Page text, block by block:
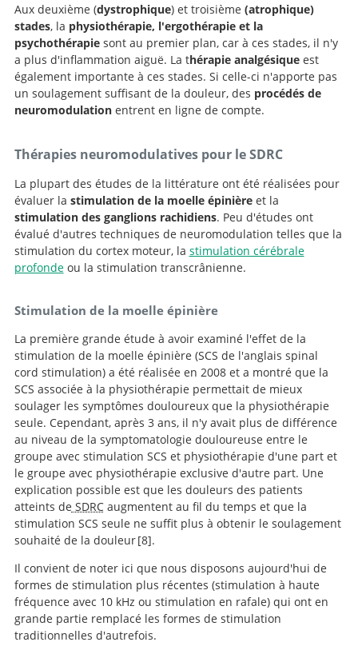
Aux deuxième (dystrophique) et troisième (atrophique)
stades, la physiothérapie, l'ergothérapie et la
psychothérapiesont au premier plan, car à ces stades, il n'y
a plus d'inflammation aiguë. La thérapie analgésiqueest
également importante à ces stades. Si celle-ci n'apporte pas
un soulagement suffisant de la douleur, des procédés de
neuromodulationentrent en ligne de compte.
Thérapies neuromodulatives pour le SDRC
La plupart des études de la littérature ont été réalisées pour
évaluer la stimulation de la moelle épinièreet la
stimulation des ganglions rachidiens. Peu d'études ont
évalué d'autres techniques de neuromodulation telles que la
stimulation du cortex moteur, la stimulation cérébrale
profondeou la stimulation transcrânienne.
Stimulation de la moelle épinière
La première grande étude à avoir examiné l'effet de la
stimulation de la moelle épinière (SCS de l'anglais spinal
cord stimulation) a été réalisée en 2008 et a montré que la
SCS associée à la physiothérapie permettait de mieux
soulager les symptômes douloureux que la physiothérapie
seule. Cependant, après 3 ans, il n'y avait plus de différence
au niveau de la symptomatologie douloureuse entre le
groupe avec stimulation SCS et physiothérapie d'une part et
le groupe avec physiothérapie exclusive d'autre part. Une
explication possible est que les douleurs des patients
atteints de SDRCaugmentent au fil du temps et que la
stimulation SCS seule ne suffit plus à obtenir le soulagement
souhaité de la douleur 8
Effect of spinal cord
stimulation for chronic complex regional pain
syndrome Type I: five-year final follow-up of patients in
a randomized controlled trial.
.
Il convient de noter ici que nous disposons aujourd'hui de
formes de stimulation plus récentes (stimulation à haute
fréquence avec 10 kHz ou stimulation en rafale) qui ont en
grande partie remplacé les formes de stimulation
traditionnelles d'autrefois.
Recherche